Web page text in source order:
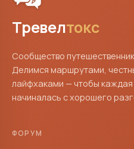
Тревелтокс
Сообщество
Делимся маршрутами,
лайфхаками — чтобы каждая
начиналась с хорошего
ФОРУМ